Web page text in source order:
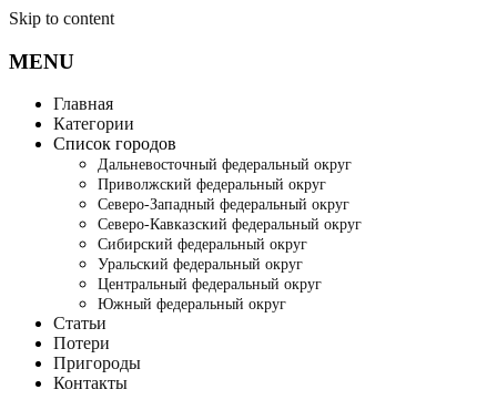
Skip to content
MENU
Главная
Категории
Список городов
Дальневосточный федеральный округ
Приволжский федеральный округ
Северо-Западный федеральный округ
Северо-Кавказский федеральный округ
Сибирский федеральный округ
Уральский федеральный округ
Центральный федеральный округ
Южный федеральный округ
Статьи
Потери
Пригороды
Контакты